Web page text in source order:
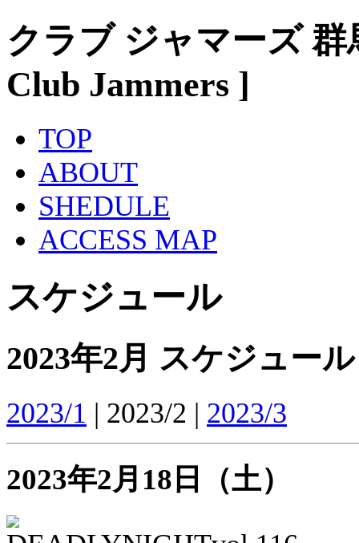
クラブ ジャマーズ
Club Jammers ]
TOP
ABOUT
SHEDULE
ACCESS MAP
スケジュール
2023年2月 スケジュール
2023/1 | 2023/2 | 2023/3
2023年2月18日（土）